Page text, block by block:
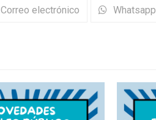
Correo electrónico Whatsapp